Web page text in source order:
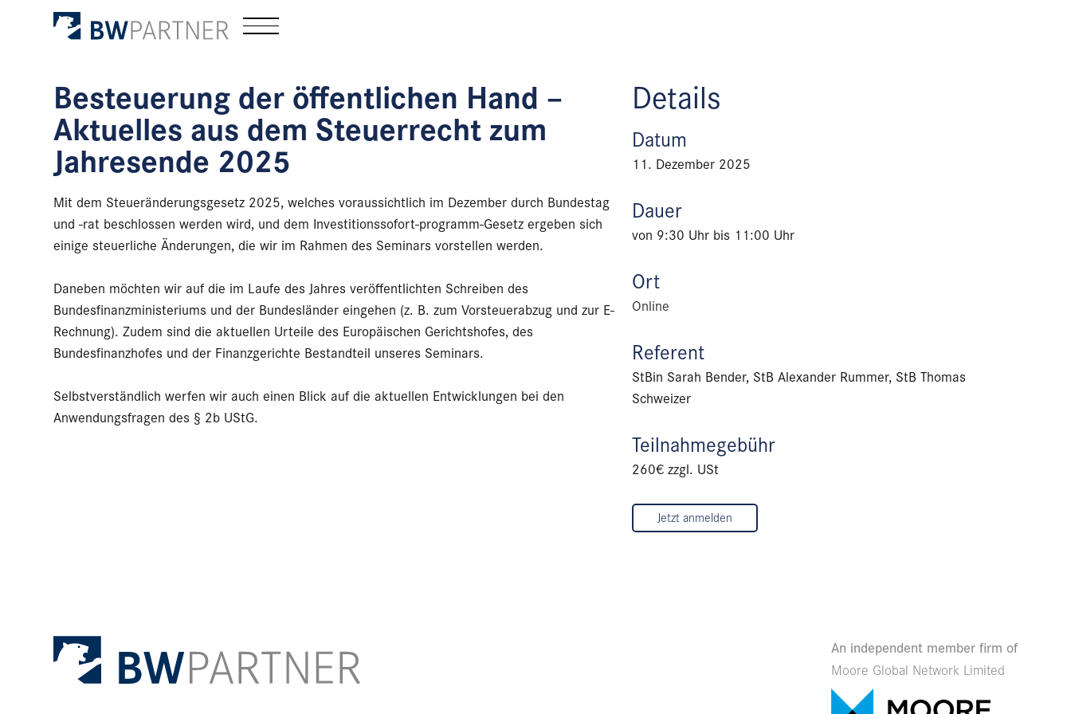
Besteuerung der öffentlichen Hand –
Aktuelles aus dem Steuerrecht zum
Jahresende 2025
Mit dem Steueränderungsgesetz 2025, welches voraussichtlich im Dezember durch Bundestag
und -rat beschlossen werden wird, und dem Investitionssofort-programm-Gesetz ergeben sich
einige steuerliche Änderungen, die wir im Rahmen des Seminars vorstellen werden.
Daneben möchten wir auf die im Laufe des Jahres veröffentlichten Schreiben des
Bundesfinanzministeriums und der Bundesländer eingehen (z. B. zum Vorsteuerabzug und zur E-
Rechnung). Zudem sind die aktuellen Urteile des Europäischen Gerichtshofes, des
Bundesfinanzhofes und der Finanzgerichte Bestandteil unseres Seminars.
Selbstverständlich werfen wir auch einen Blick auf die aktuellen Entwicklungen bei den
Anwendungsfragen des § 2b UStG.
Details
Datum
11. Dezember 2025
Dauer
von 9:30 Uhr bis 11:00 Uhr
Ort
Online
Referent
StBin Sarah Bender, StB Alexander Rummer, StB Thomas
Schweizer
Teilnahmegebühr
260€ zzgl. USt
Jetzt anmelden
An independent member firm of
Moore Global Network Limited